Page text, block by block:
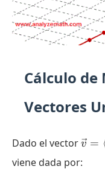
Cálculo
Vectores
Dado el vector v =
viene dada por: